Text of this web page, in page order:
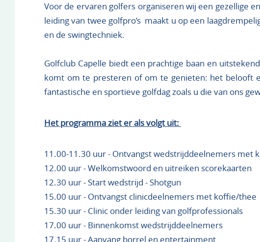
Voor de ervaren golfers organiseren wij een gezellige
leiding van twee golfpro’s maakt u op een
en de swingtechniek.
Golfclub Capelle biedt een prachtige baan en
komt om te presteren of om te genieten: het belooft
fantastische en sportieve golfdag zoals u die van ons
Het programma ziet er als volgt uit:
11.00-11.30 uur - Ontvangst wedstrijddeelnemers met
12.00 uur - Welkomstwoord en uitreiken scorekaarten
12.30 uur - Start wedstrijd - Shotgun
15.00 uur - Ontvangst clinicdeelnemers met koffie/thee
15.30 uur - Clinic onder leiding van golfprofessionals
17.00 uur - Binnenkomst wedstrijddeelnemers
17.15 uur - Aanvang borrel en entertainment